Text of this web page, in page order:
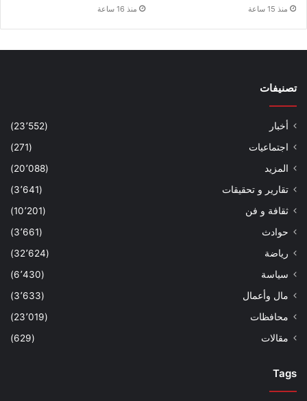
منذ 15 ساعة منذ 16 ساعة
تصنيفات
أخبار
(23٬552)
اجتماعيات
(271)
المزيد
(20٬088)
تقارير و تحقيقات
(3٬641)
ثقافة و فن
(10٬201)
حوادث
(3٬661)
رياضة
(32٬624)
سياسة
(6٬430)
مال وأعمال
(3٬633)
محافظات
(23٬019)
مقالات
(629)
Tags